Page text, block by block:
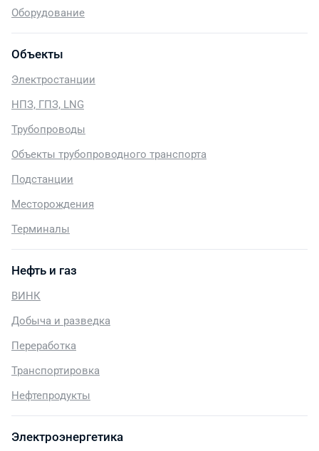
Оборудование
Объекты
Электростанции
НПЗ, ГПЗ, LNG
Трубопроводы
Объекты трубопроводного транспорта
Подстанции
Месторождения
Терминалы
Нефть и газ
ВИНК
Добыча и разведка
Переработка
Транспортировка
Нефтепродукты
Электроэнергетика